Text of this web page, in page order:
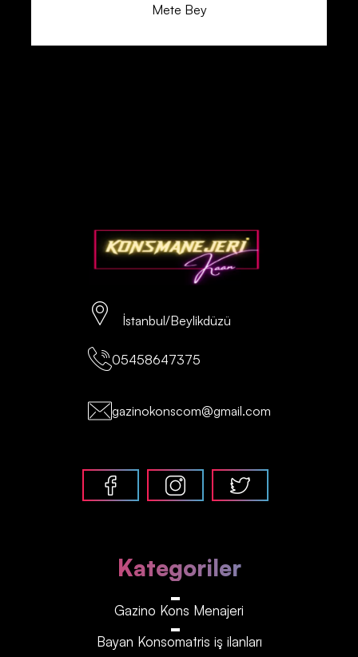
Mete Bey
İstanbul/Beylikdüzü
05458647375
gazinokonscom@gmail.com
Kategoriler
Gazino Kons Menajeri
Bayan Konsomatris iş ilanları